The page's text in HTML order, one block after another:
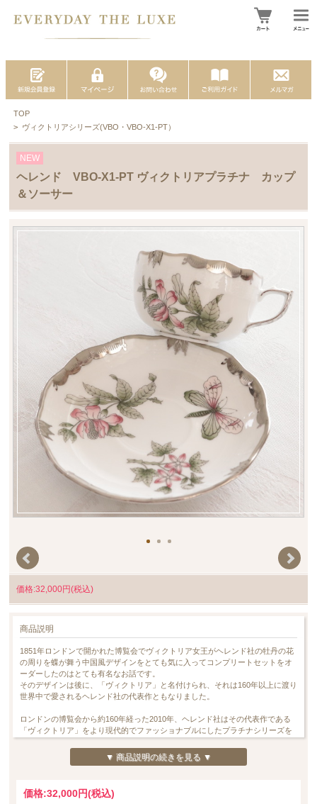
TOP
> ヴィクトリアシリーズ(VBO・VBO-X1-PT）
NEW
ヘレンド VBO-X1-PT ヴィクトリアプラチナ カップ
＆ソーサー
価格:32,000円(税込)
商品説明
1851年ロンドンで開かれた博覧会でヴィクトリア女王がヘレンド社の牡丹の花
の周りを蝶が舞う中国風デザインをとても気に入ってコンプリートセットをオ
ーダーしたのはとても有名なお話です。
そのデザインは後に、「ヴィクトリア」と名付けられ、それは160年以上に渡り
世界中で愛されるヘレンド社の代表作ともなりました。
ロンドンの博覧会から約160年経った2010年、ヘレンド社はその代表作である
「ヴィクトリア」をより現代的でファッショナブルにしたプラチナシリーズを
プラチナシリーズは、グリーンがかった美しいグレー色、そして淡く気品高い
ピンク色を主に使用して、そのたおやかなイメージを造り出しました。中国
象徴と結びつき、多くの大人の女性に親しまれています。
＊＊＊＊＊＊＊＊＊＊＊＊＊＊＊＊＊＊＊＊＊＊＊＊＊＊＊＊＊＊＊＊＊＊＊
▼ 商品説明の続きを見る ▼
価格:32,000円(税込)